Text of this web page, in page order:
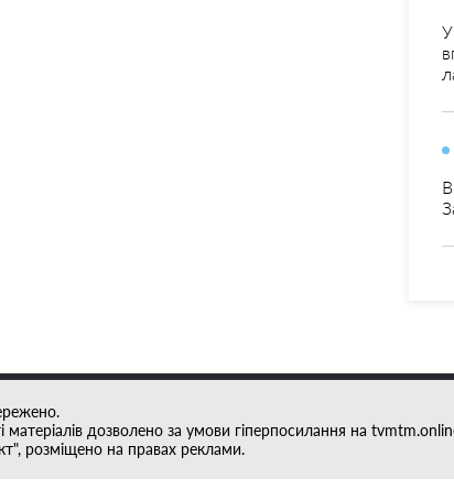
дозволено за умови гіперпосилання на
розміщено на правах реклами.